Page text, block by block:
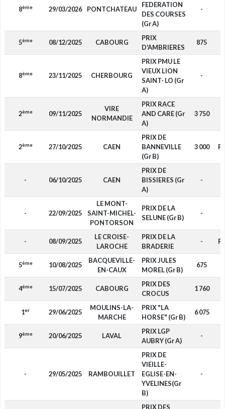
8ème 29/03/2026 PONTCHATEAU
FEDERATION
DES COURSES
(Gr A)
-
5ème 08/12/2025 CABOURG
PRIX
D'AMBRIERES
875
8ème 23/11/2025 CHERBOURG
PRIX PMU LE
VIEUX LION
SAINT- LO (Gr
A)
-
2ème 09/11/2025
VIRE
NORMANDIE
PRIX RACE
AND CARE (Gr
A)
3 750
2ème 27/10/2025 CAEN
PRIX DE
BANNEVILLE
(Gr B)
3 000
- 06/10/2025 CAEN
PRIX DE
BISSIERES (Gr
A)
-
- 22/09/2025
LE MONT-
SAINT-MICHEL-
PONTORSON
PRIX DE LA
SELUNE (Gr B)
-
- 08/09/2025
LE CROISE-
LAROCHE
PRIX DE LA
BRADERIE
-
5ème 10/08/2025
BACQUEVILLE-
EN-CAUX
PRIX JULES
MOREL (Gr B)
675
4ème 15/07/2025 CABOURG
PRIX DES
CROCUS
1 760
1er 29/06/2025
MOULINS-LA-
MARCHE
PRIX "LA
HORSE" (Gr B)
6 075
9ème 20/06/2025 LAVAL
PRIX LGP
AUBRY (Gr A)
-
- 29/05/2025 RAMBOUILLET
PRIX DE
VIEILLE-
EGLISE-EN-
YVELINES(Gr
B)
-
PRIX DES